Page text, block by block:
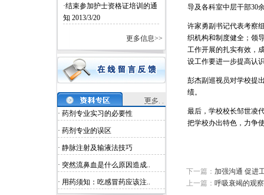
·结束参加护士资格证培训的通
知 2013/3/20
更多信息>>
· 药剂专业实习的必要性
· 药剂专业的误区
· 静脉注射及输液法技巧
· 突然流鼻血是什么原因造成..
· 用药须知：吃感冒药应该注..
导及各科室中层干部30
许家勇副书记代表考察
织机构和制度健全；领
工作开展的扎实有效，
设工作要进一步提高认
彭杰副巡视员对学校提
绩。
最后，学校校长邹世凌
把学校办出特色，力争
下一篇： 加强沟通 促进
上一篇： 呼吸衰竭的观